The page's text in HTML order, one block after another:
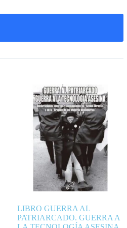
LIBRO GUERRA AL
PATRIARCADO. GUERRA A